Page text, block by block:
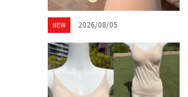
NEW 2026/08/05